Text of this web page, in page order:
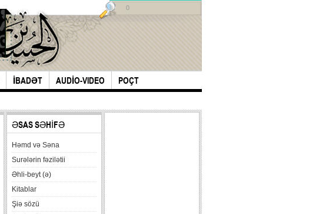
İBADƏT AUDİO-VIDEO POÇT
0
ƏSAS SƏHİFƏ
Həmd və Səna
Surələrin fəzilətii
Əhli-beyt (ə)
Kitablar
Şiə sözü